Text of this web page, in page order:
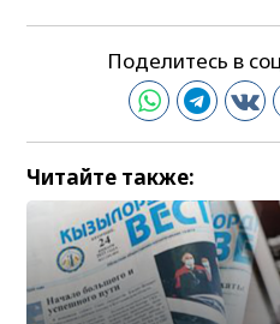
Поделитесь в
Читайте также: